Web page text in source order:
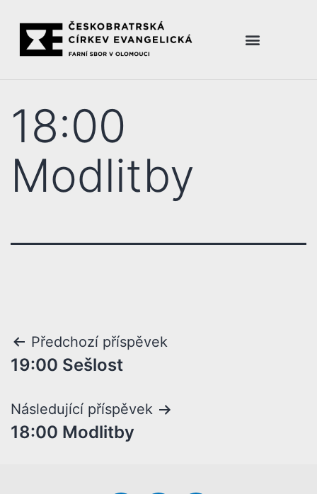
18:00
Modlitby
Předchozí příspěvek
19:00 Sešlost
Následující příspěvek
18:00 Modlitby